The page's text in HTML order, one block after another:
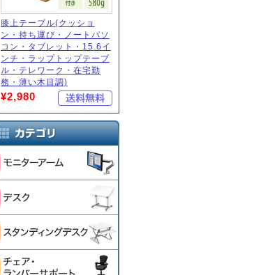
膝上テーブル(クッショ
ン・持ち運び・ノートパソ
コン・タブレット・15.6イ
ンチ・ラップトップテーブ
ル・テレワーク・在宅勤
務・薄い木目調)
¥2,980